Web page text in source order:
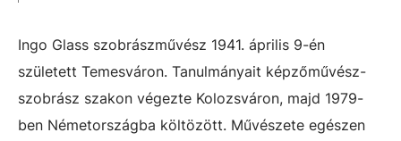
Ingo Glass szobrászművész 1941. április 9-én
született Temesváron. Tanulmányait képzőművész-
szobrász szakon végezte Kolozsváron, majd 1979-
ben Németországba költözött. Művészete egészen